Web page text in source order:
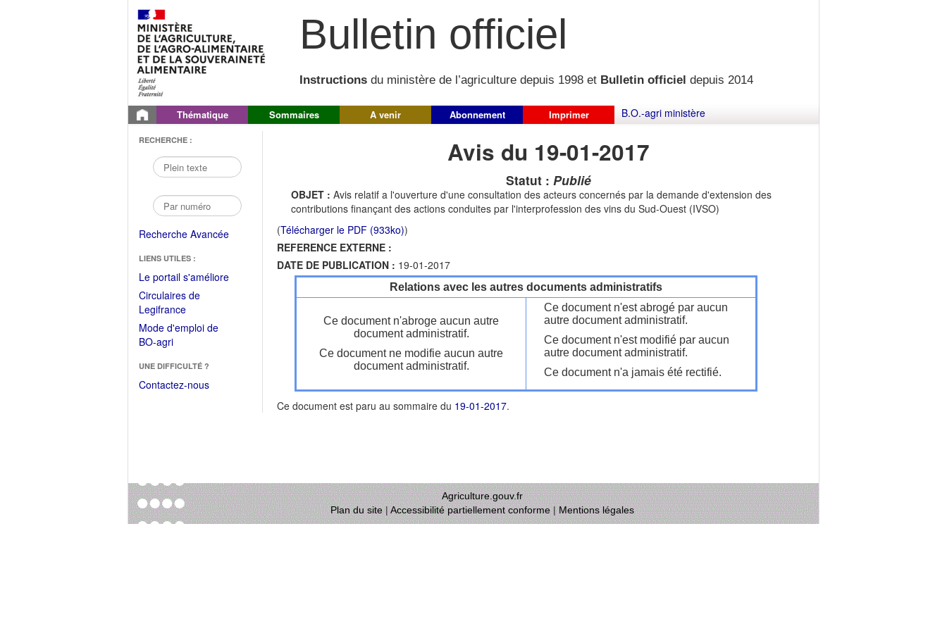
Bulletin officiel
Instructions du ministère de l’agriculture depuis 1998 et Bulletin officiel depuis 2014
Thématique Sommaires A venir Abonnement Imprimer B.O.-agri ministère
RECHERCHE :
Recherche Avancée
LIENS UTILES :
Le portail s'améliore(Fichier
Circulaires de
Legifrance(Ouvrir
dans
une
fenêtre)
Mode d'emploi de
BO-agri(Ouvrir
une
nouvelle
UNE DIFFICULTÉ ?
Contactez-nous
Avis du 19-01-2017
Statut : Publié
OBJET : Avis relatif a l'ouverture d'une consultation des acteurs concernés par la demande d'extension des
contributions finançant des actions conduites par l'interprofession des vins du Sud-Ouest (IVSO)
(Télécharger le PDF (933ko))
REFERENCE EXTERNE :
DATE DE PUBLICATION : 19-01-2017
Relations avec les autres documents administratifs
Ce document n'abroge aucun autre
document administratif.
Ce document ne modifie aucun autre
document administratif.
Ce document n'est abrogé par aucun
autre document administratif.
Ce document n'est modifié par aucun
autre document administratif.
Ce document n'a jamais été rectifié.
Ce document est paru au sommaire du 19-01-2017.
Agriculture.gouv.fr
Plan du site|Accessibilité partiellement conforme|Mentions légales